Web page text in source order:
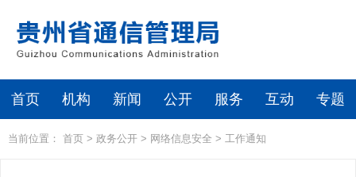
首页 机构 新闻 公开 服务 互动 专题
当前位置： 首页 > 政务公开 > 网络信息安全 > 工作通知